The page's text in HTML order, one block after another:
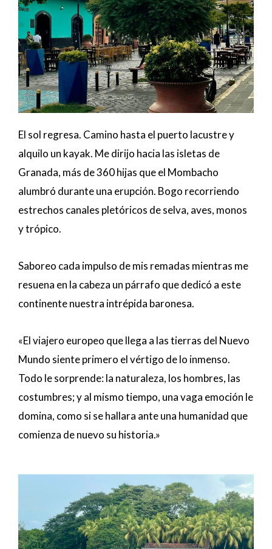
El sol regresa. Camino hasta el puerto lacustre y
alquilo un kayak. Me dirijo hacia las isletas de
Granada, más de 360 hijas que el Mombacho
alumbró durante una erupción. Bogo recorriendo
estrechos canales pletóricos de selva, aves, monos
y trópico.
Saboreo cada impulso de mis remadas mientras me
resuena en la cabeza un párrafo que dedicó a este
continente nuestra intrépida baronesa.
«El viajero europeo que llega a las tierras del Nuevo
Mundo siente primero el vértigo de lo inmenso.
Todo le sorprende: la naturaleza, los hombres, las
costumbres; y al mismo tiempo, una vaga emoción le
domina, como si se hallara ante una humanidad que
comienza de nuevo su historia.»